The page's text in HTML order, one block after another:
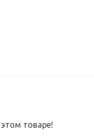
товаре!